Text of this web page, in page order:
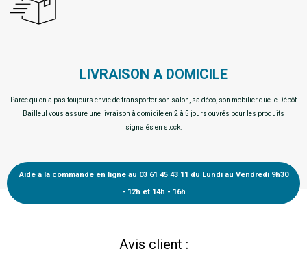
LIVRAISON A DOMICILE
Parce qu'on a pas toujours envie de transporter son salon, sa déco, son mobilier que le Dépôt
Bailleul vous assure une livraison à domicile en 2 à 5 jours ouvrés pour les produits
signalés en stock.
Aide à la commande en ligne au 03 61 45 43 11 du Lundi au Vendredi 9h30
- 12h et 14h - 16h
Avis client :